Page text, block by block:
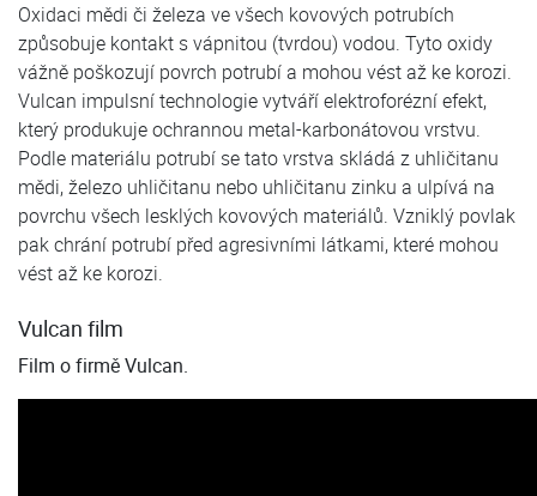
Oxidaci mědi či železa ve všech kovových potrubích
způsobuje kontakt s vápnitou (tvrdou) vodou. Tyto oxidy
vážně poškozují povrch potrubí a mohou vést až ke korozi.
Vulcan impulsní technologie vytváří elektroforézní efekt,
který produkuje ochrannou metal-karbonátovou vrstvu.
Podle materiálu potrubí se tato vrstva skládá z uhličitanu
mědi, železo uhličitanu nebo uhličitanu zinku a ulpívá na
povrchu všech lesklých kovových materiálů. Vzniklý povlak
pak chrání potrubí před agresivními látkami, které mohou
vést až ke korozi.
Vulcan film
Film o firmě Vulcan.